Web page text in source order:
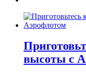
высоты с